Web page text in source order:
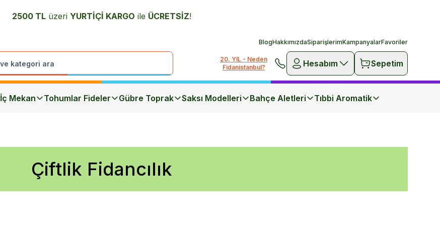
2500 TL üzeri YURTİÇİ KARGO ile ÜCRETSİZ!
BlogHakkımızdaSiparişlerimKampanyalarFavoriler
20. YIL - Neden
Fidanistanbul?
Hesabım Sepetim
İç Mekan Tohumlar Fideler Gübre Toprak Saksı Modelleri Bahçe Aletleri Tıbbi Aromatik
Çiftlik Fidancılık